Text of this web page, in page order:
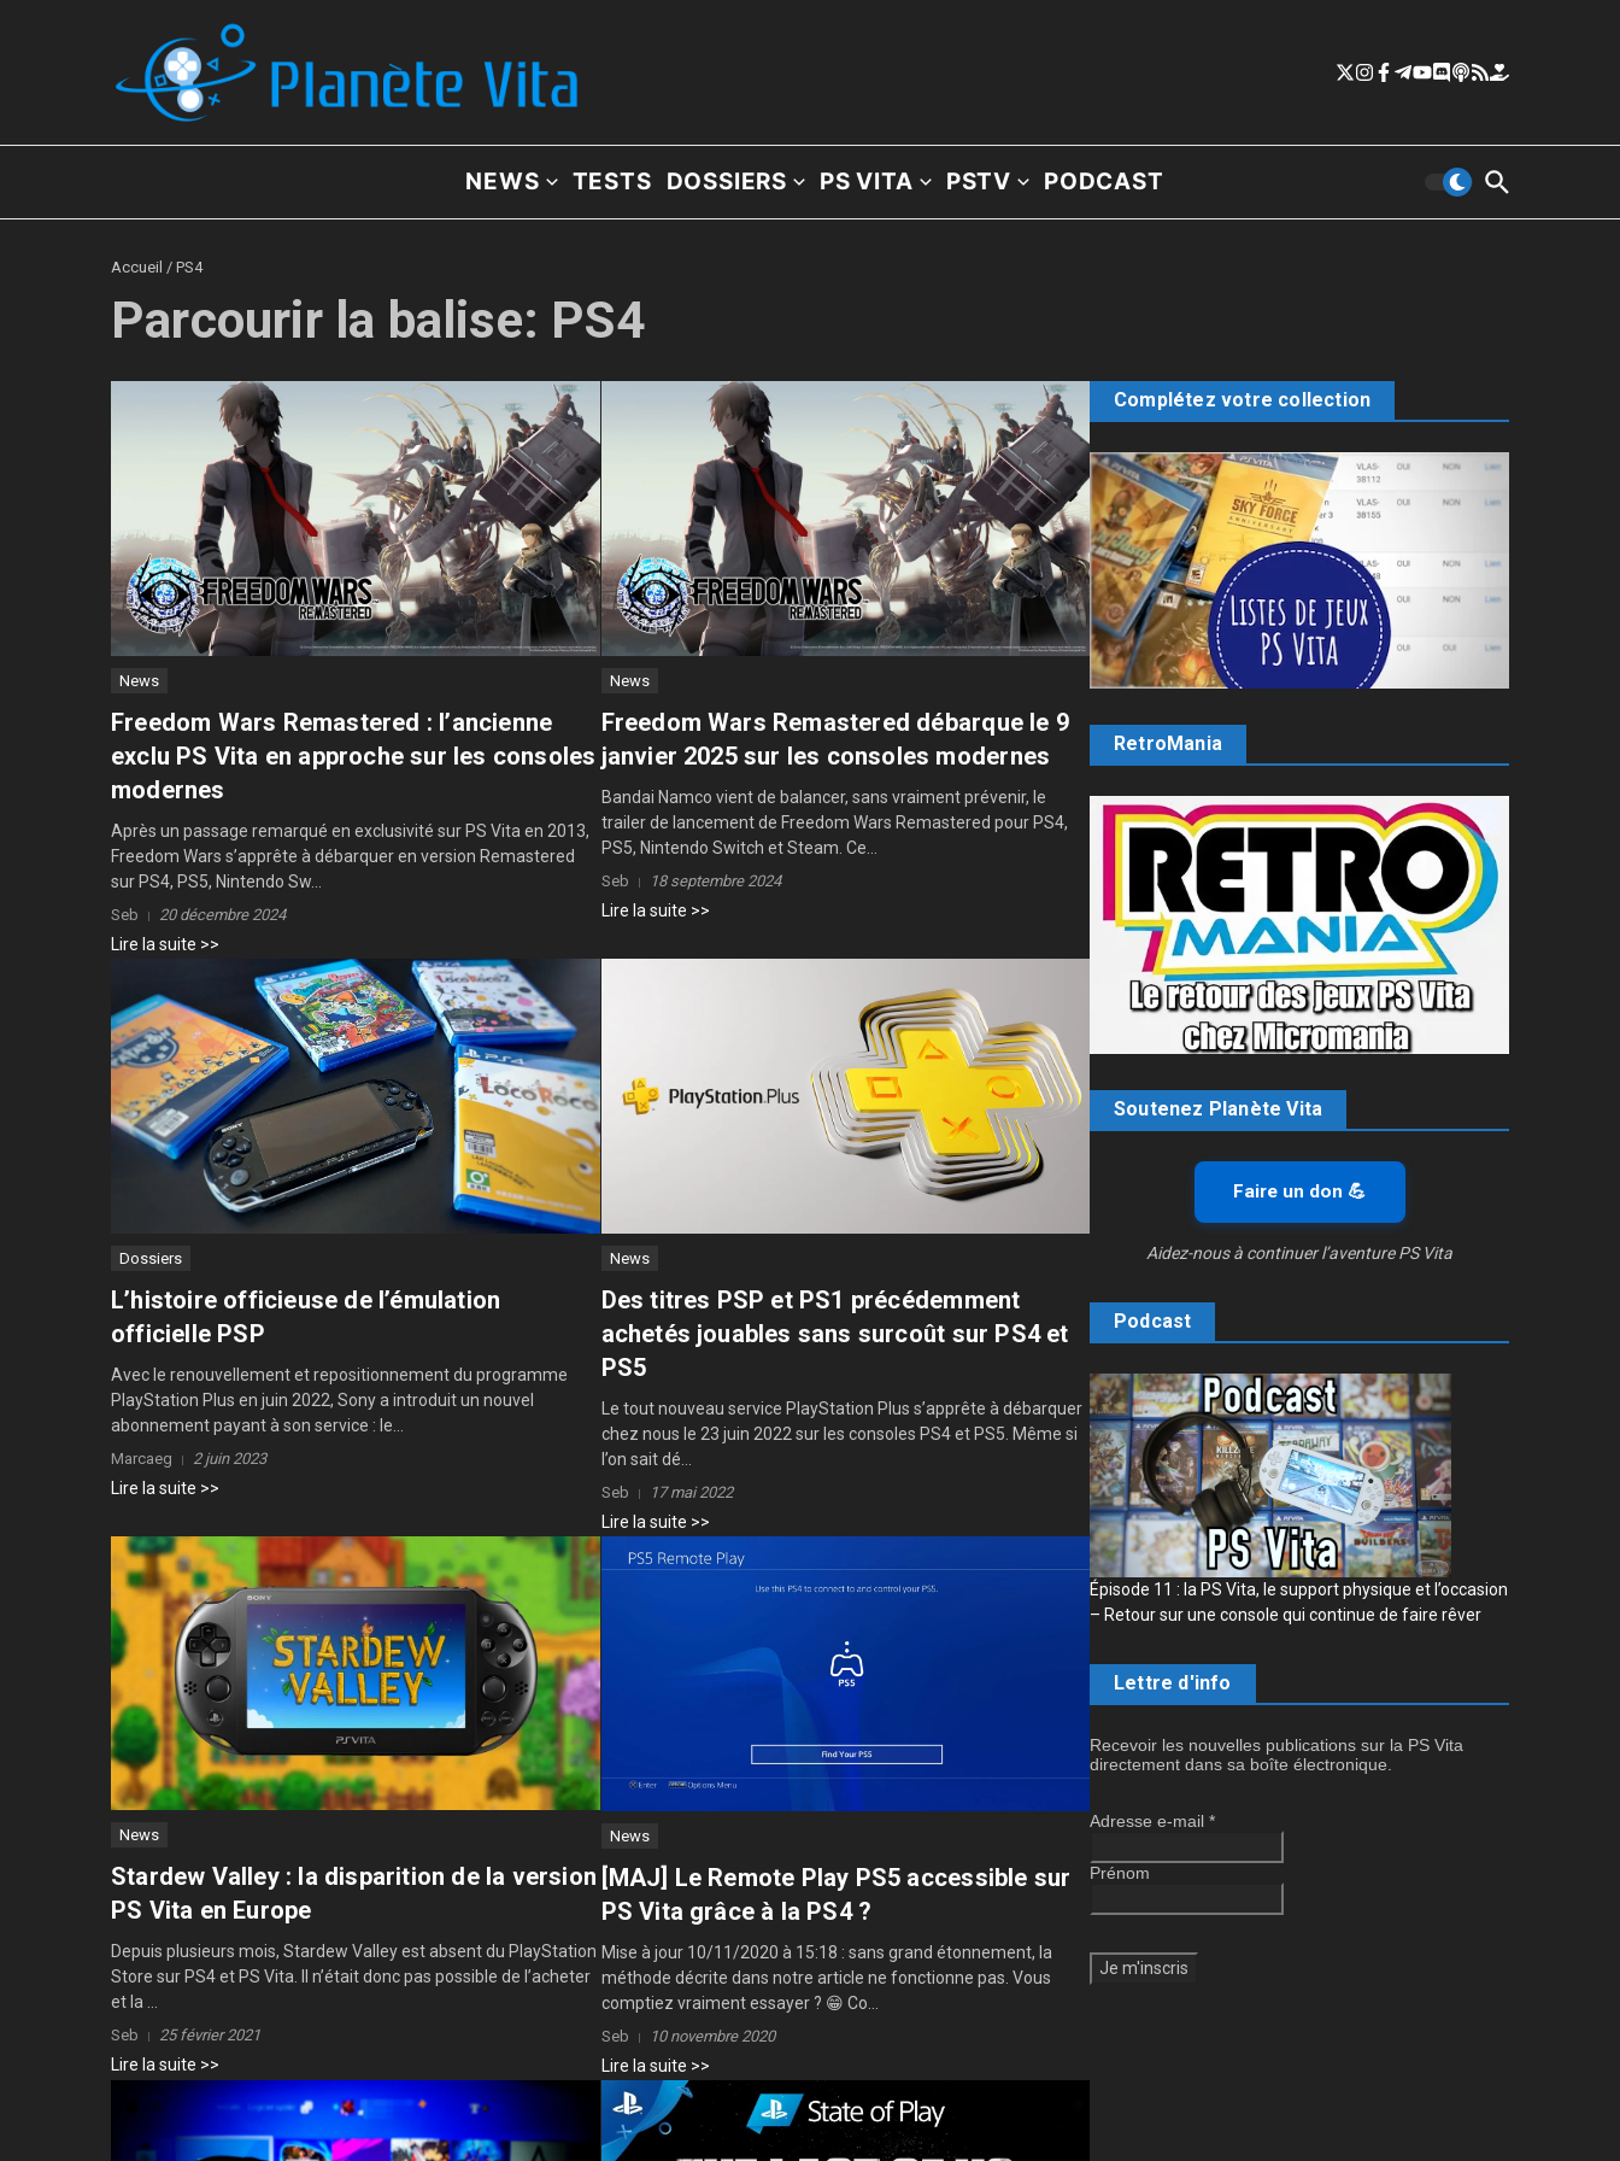
NEWS TESTS DOSSIERS PS VITA PSTV PODCAST
Accueil / PS4
Parcourir la balise: PS4
News
Freedom Wars Remastered : l’ancienne
exclu PS Vita en approche sur les consoles
modernes
Après un passage remarqué en exclusivité sur PS Vita en 2013,
Freedom Wars s’apprête à débarquer en version Remastered
sur PS4, PS5, Nintendo Sw...
Seb 20 décembre 2024
Lire la suite >>
News
Freedom Wars Remastered débarque le 9
janvier 2025 sur les consoles modernes
Bandai Namco vient de balancer, sans vraiment prévenir, le
trailer de lancement de Freedom Wars Remastered pour PS4,
PS5, Nintendo Switch et Steam. Ce...
Seb 18 septembre 2024
Lire la suite >>
Dossiers
L’histoire officieuse de l’émulation
officielle PSP
Avec le renouvellement et repositionnement du programme
PlayStation Plus en juin 2022, Sony a introduit un nouvel
abonnement payant à son service : le...
Marcaeg 2 juin 2023
Lire la suite >>
News
Des titres PSP et PS1 précédemment
achetés jouables sans surcoût sur PS4 et
PS5
Le tout nouveau service PlayStation Plus s’apprête à débarquer
chez nous le 23 juin 2022 sur les consoles PS4 et PS5. Même si
l’on sait dé...
Seb 17 mai 2022
Lire la suite >>
News
Stardew Valley : la disparition de la version
PS Vita en Europe
Depuis plusieurs mois, Stardew Valley est absent du PlayStation
Store sur PS4 et PS Vita. Il n’était donc pas possible de l’acheter
et la ...
Seb 25 février 2021
Lire la suite >>
News
[MAJ] Le Remote Play PS5 accessible sur
PS Vita grâce à la PS4 ?
Mise à jour 10/11/2020 à 15:18 : sans grand étonnement, la
méthode décrite dans notre article ne fonctionne pas. Vous
comptiez vraiment essayer ? 😁 Co...
Seb 10 novembre 2020
Lire la suite >>
Complétez votre collection
RetroMania
Soutenez Planète Vita
Faire un don 💪
Aidez-nous à continuer l’aventure PS Vita
Podcast
Épisode 11 : la PS Vita, le support physique et l’occasion
– Retour sur une console qui continue de faire rêver
Lettre d'info
Recevoir les nouvelles publications sur la PS Vita
directement dans sa boîte électronique.
Adresse e-mail *
Prénom